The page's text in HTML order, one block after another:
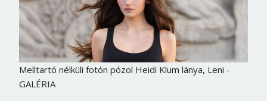
Melltartó nélküli fotón pózol Heidi Klum lánya, Leni -
GALÉRIA